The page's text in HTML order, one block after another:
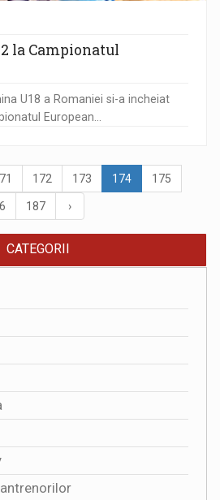
la Campionatul
U18 a Romaniei si-a incheiat
European...
172 173 174 175
187 ›
CATEGORII